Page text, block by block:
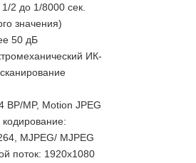
2 до 1/8000 сек.
значения)
50 дБ
ИК-
MP, Motion JPEG
MJPEG/ MJPEG
поток: 1920х1080